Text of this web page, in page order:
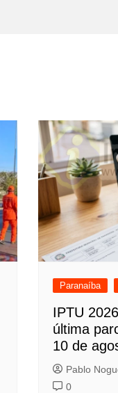
Paranaíba
IPTU
última
10 de
Pablo
0